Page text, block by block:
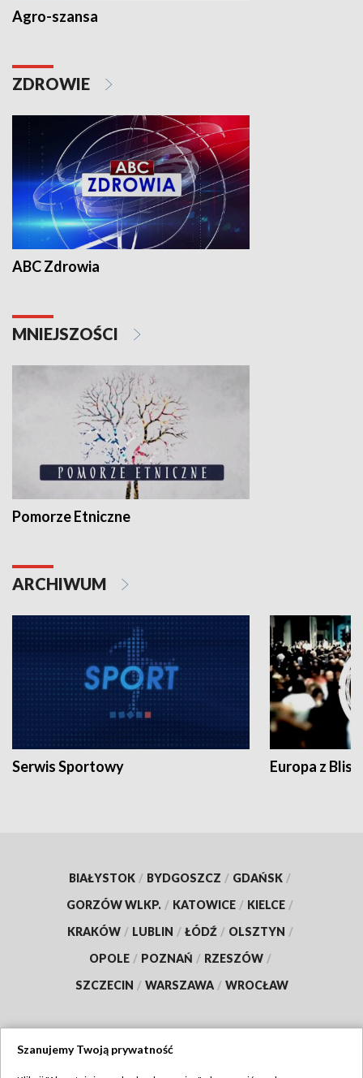
Agro-szansa
ZDROWIE
ABC Zdrowia
MNIEJSZOŚCI
Pomorze Etniczne
ARCHIWUM
Serwis Sportowy Europa z
BIAŁYSTOK / BYDGOSZCZ / GDAŃSK /
GORZÓW WLKP. / KATOWICE / KIELCE /
KRAKÓW / LUBLIN / ŁÓDŹ / OLSZTYN /
OPOLE / POZNAŃ / RZESZÓW /
SZCZECIN / WARSZAWA / WROCŁAW
Szanujemy Twoją prywatność